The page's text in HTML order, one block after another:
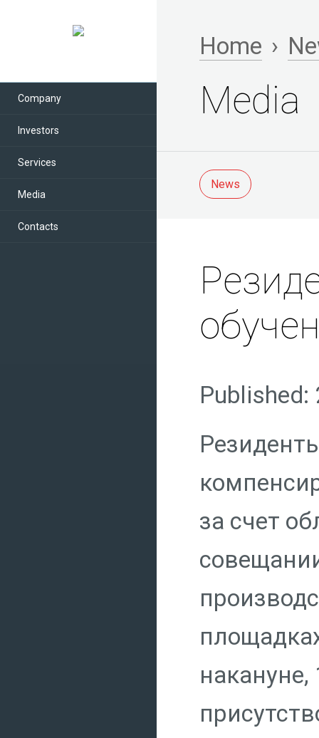
Company
Investors
Services
Media
Contacts
Home ›
Media
News
за счет